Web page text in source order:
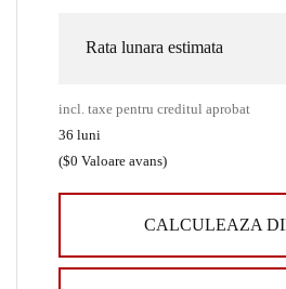
Rata lunara estimata
incl. taxe pentru creditul aprobat
36 luni
($0 Valoare avans)
CALCULEAZA